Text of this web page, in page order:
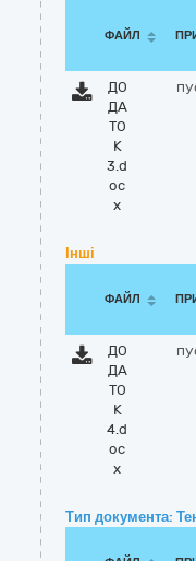
ФАЙЛ
ДО
ДА
ТО
К
3.d
oc
x
Інші
ФАЙЛ
ДО
ДА
ТО
К
4.d
oc
x
Тип документа: